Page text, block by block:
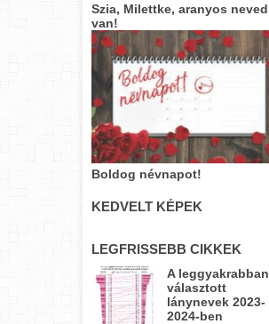
Szia, Milettke, aranyos neved
van!
Boldog névnapot!
KEDVELT KÉPEK
LEGFRISSEBB CIKKEK
A leggyakrabban
választott
lánynevek 2023-
2024-ben